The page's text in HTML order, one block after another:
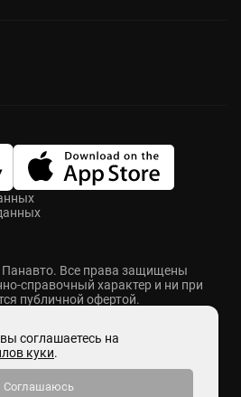
Панавто. Все права защищены
справочный характер и ни при
публичной офертой.
автосалонов в Москве. Мы
обслуживание
Voyah, Aurus, Hongqi, Avatr,
Также у нас представлены
разных брендов. Мы
марок, ставим на комиссию и
вы соглашаетесь на
куки.
Соглашаюсь